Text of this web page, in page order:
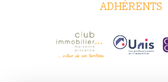
ADHÉRENTS